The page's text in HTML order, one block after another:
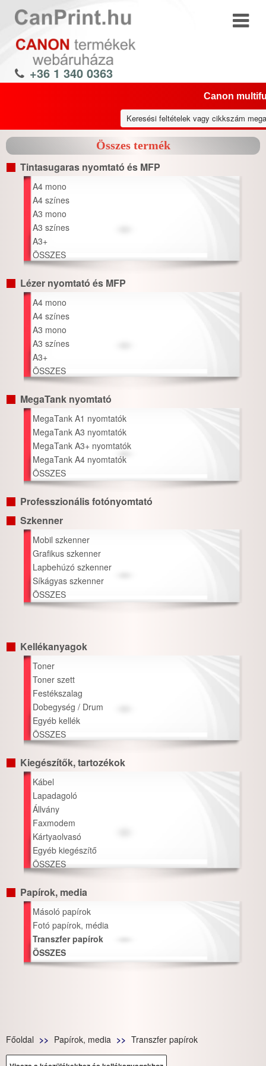
+36 1 340 0363
Canon
Összes termék
Tintasugaras nyomtató és MFP
A4 mono
A4 színes
A3 mono
A3 színes
A3+
ÖSSZES
Lézer nyomtató és MFP
A4 mono
A4 színes
A3 mono
A3 színes
A3+
ÖSSZES
MegaTank nyomtató
MegaTank A1 nyomtatók
MegaTank A3 nyomtatók
MegaTank A3+ nyomtatók
MegaTank A4 nyomtatók
ÖSSZES
Professzionális fotónyomtató
Szkenner
Mobil szkenner
Grafikus szkenner
Lapbehúzó szkenner
Síkágyas szkenner
ÖSSZES
Kellékanyagok
Toner
Toner szett
Festékszalag
Dobegység / Drum
Egyéb kellék
ÖSSZES
Kiegészítők, tartozékok
Kábel
Lapadagoló
Állvány
Faxmodem
Kártyaolvasó
Egyéb kiegészítő
ÖSSZES
Papírok, media
Másoló papírok
Fotó papírok, média
Transzfer papírok
ÖSSZES
Főoldal Papírok, media Transzfer papírok